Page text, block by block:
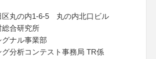
区丸の内1-6-5 丸の内北口ビル
合研究所
ナル事業部
グ分析コンテスト事務局 TR係